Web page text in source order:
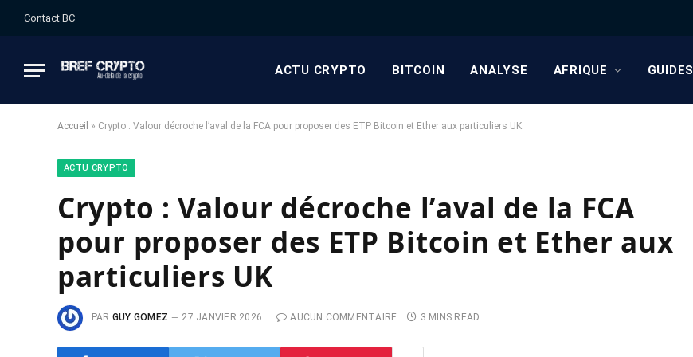
Contact BC
ACTU CRYPTO BITCOIN ANALYSE AFRIQUE GUIDES
Accueil » Crypto : Valour décroche l’aval de la FCA pour proposer des ETP Bitcoin et Ether aux particuliers UK
ACTU CRYPTO
Crypto : Valour décroche l’aval de la FCA
pour proposer des ETP Bitcoin et Ether aux
particuliers UK
PAR GUY GOMEZ 27 JANVIER 2026 AUCUN COMMENTAIRE 3 MINS READ